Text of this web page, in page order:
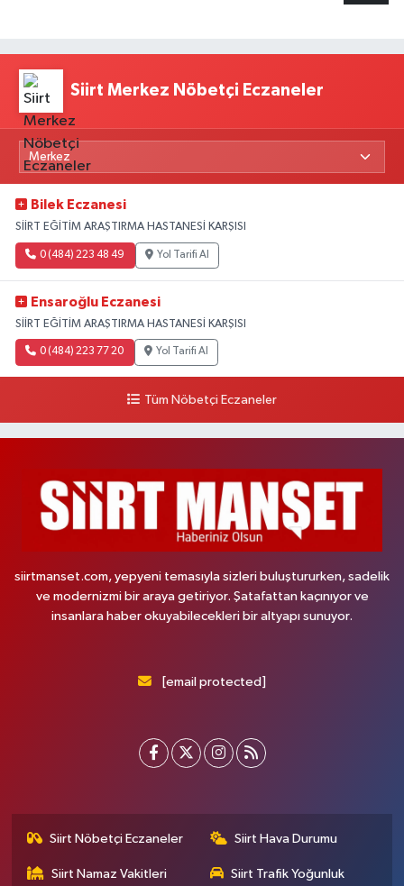
Siirt Merkez Nöbetçi Eczaneler
Bilek Eczanesi
SİİRT EĞİTİM ARAŞTIRMA HASTANESİ KARŞISI
0 (484) 223 48 49 Yol Tarifi Al
Ensaroğlu Eczanesi
SİİRT EĞİTİM ARAŞTIRMA HASTANESİ KARŞISI
0 (484) 223 77 20 Yol Tarifi Al
Tüm Nöbetçi Eczaneler
siirtmanset.com, yepyeni temasıyla sizleri buluştururken, sadelik
ve modernizmi bir araya getiriyor. Şatafattan kaçınıyor ve
insanlara haber okuyabilecekleri bir altyapı sunuyor.
[email protected]
Siirt Nöbetçi Eczaneler Siirt Hava Durumu
Siirt Namaz Vakitleri Siirt Trafik Yoğunluk